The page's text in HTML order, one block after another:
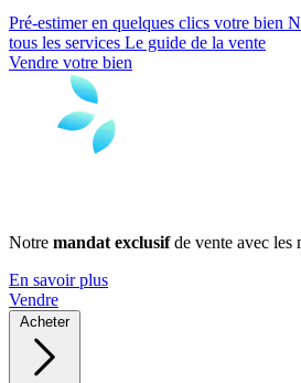
Pré-estimer en quelques clics votre bien
tous les services Le guide de la vente
Vendre votre bien
Notre mandat exclusifde vente avec les
En savoir plus
Vendre
Acheter